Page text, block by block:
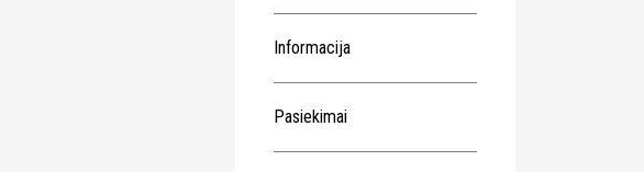
Informacija
Pasiekimai